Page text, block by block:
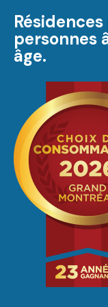
personnes
âge.